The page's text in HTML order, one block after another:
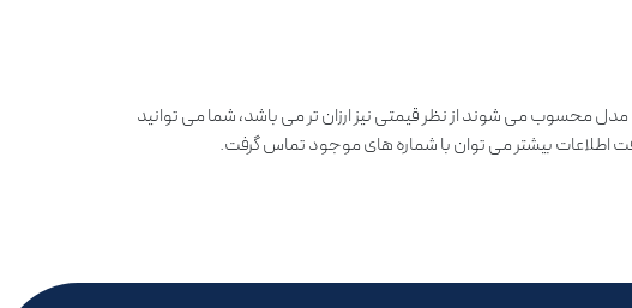
مدل محسوب می شوند از نظر قیمتی نیز ارزان تر می باشد، شما می توانید
اطلاعات بیشتر می توان با شماره های موجود تماس گرفت.